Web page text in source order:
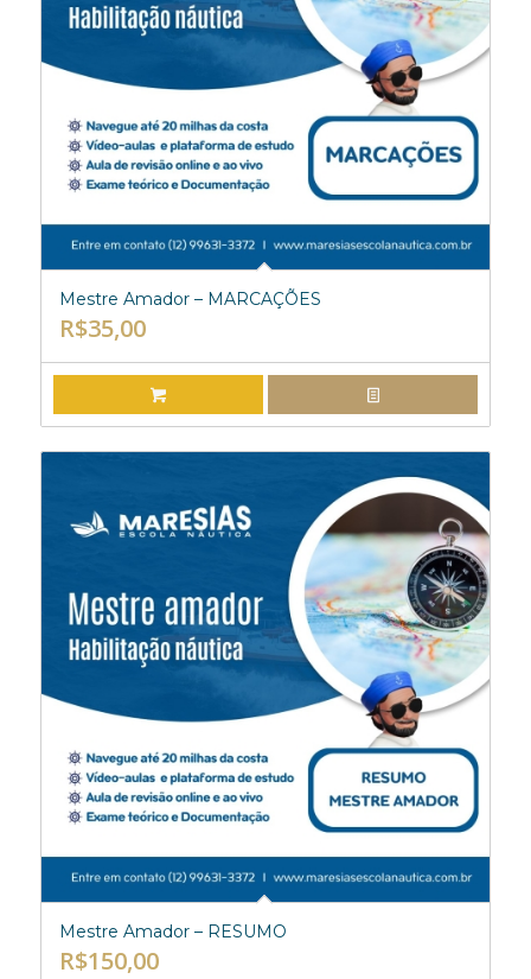
Mestre Amador – MARCAÇÕES
R$35,00
ADICIONAR AO CARRINHO EXIBIR DETALHES
Mestre Amador – RESUMO
R$150,00